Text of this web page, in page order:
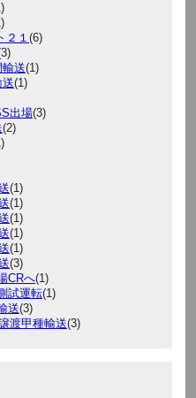
２１ (6)
送(1)
(1)
出場(3)
(2)
(1)
(1)
(1)
(1)
(1)
(3)
CRへ(1)
試運転(1)
送(3)
渡甲種輸送(3)